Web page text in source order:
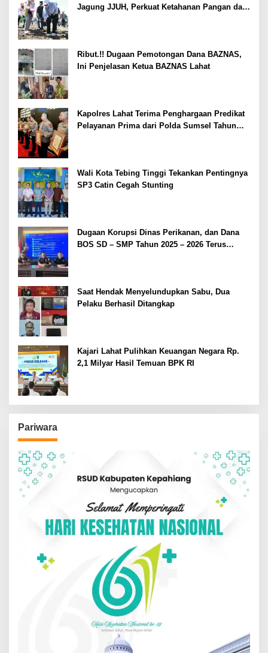
Jagung JJUH, Perkuat Ketahanan Pangan dan
Ribut.!! Dugaan Pemotongan Dana BAZNAS,
Ini Penjelasan Ketua BAZNAS Lahat
Kapolres Lahat Terima Penghargaan Predikat
Pelayanan Prima dari Polda Sumsel Tahun
Wali Kota Tebing Tinggi Tekankan Pentingnya
SP3 Catin Cegah Stunting
Dugaan Korupsi Dinas Perikanan, dan Dana
BOS SD – SMP Tahun 2025 – 2026 Terus
Saat Hendak Menyelundupkan Sabu, Dua
Pelaku Berhasil Ditangkap
Kajari Lahat Pulihkan Keuangan Negara Rp.
2,1 Milyar Hasil Temuan BPK RI
Pariwara